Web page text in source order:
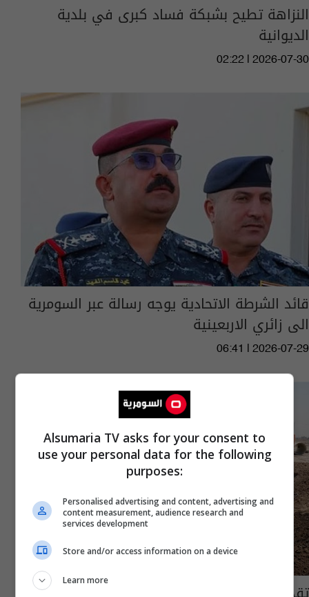
النزاهة تطيح بشبكة فساد كبرى في بلدية
الديوانية
02:22 | 2026-07-30
قائد الشرطة الاتحادية يوجه رسالة عبر السومرية
الى زائري الاربعينية
06:41 | 2026-07-29
Alsumaria TV asks for your consent to
use your personal data for the following
purposes:
Personalised advertising and content, advertising and
content measurement, audience research and
services development
Store and/or access information on a device
Learn more